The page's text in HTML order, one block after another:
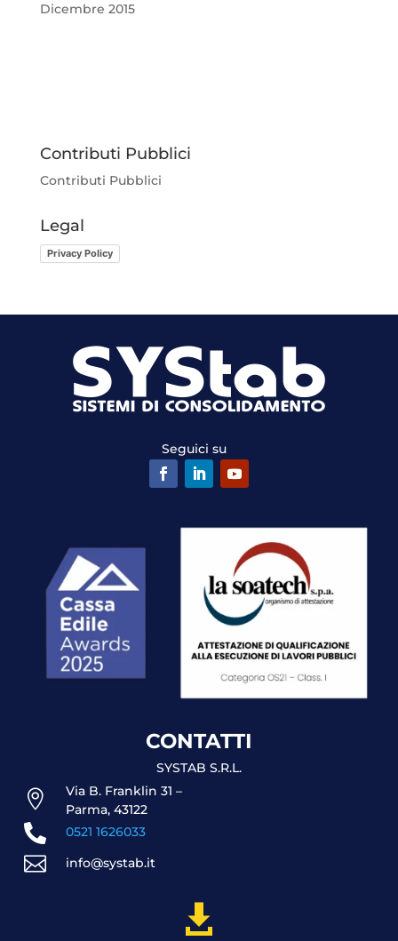
Dicembre 2015
Contributi Pubblici
Contributi Pubblici
Legal
Privacy Policy
Seguici su
CONTATTI
SYSTAB S.R.L.

Via B. Franklin 31 –
Parma, 43122
 0521 1626033
 info@systab.it
